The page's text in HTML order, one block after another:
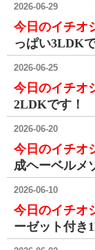
2026-06-29
今日のイチオ
っぱい3LDK
2026-06-25
今日のイチオ
2LDKです！
2026-06-20
今日のイチオ
成ヘーベルメ
2026-06-10
今日のイチオ
ーゼット付き